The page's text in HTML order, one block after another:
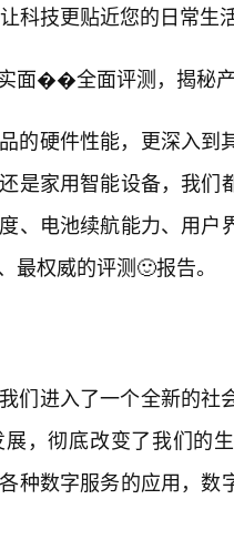
科技更贴近您的日常生
面��全面评测，揭秘
的硬件性能，更深入到
是家用智能设备，我们
、电池续航能力、用户
权威的评测🙂报告。
们进入了一个全新的社
，彻底改变了我们的
种数字服务的应用，数